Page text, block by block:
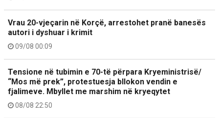
Vrau 20-vjeçarin në Korçë, arrestohet pranë banesës
autori i dyshuar i krimit
09/08 00:09
Tensione në tubimin e 70-të përpara Kryeministrisë/
“Mos më prek”, protestuesja bllokon vendin e
fjalimeve. Mbyllet me marshim në kryeqytet
08/08 22:50